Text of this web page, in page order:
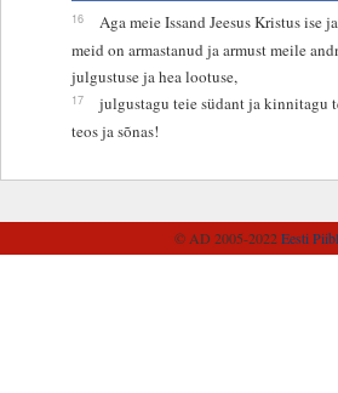
16
Aga meie Issand Jeesus Kristus ise
meid on armastanud ja armust meile
julgustuse ja hea lootuse,
17
julgustagu teie südant ja kinnitagu
teos ja sõnas!
© AD 2005-2022Eesti